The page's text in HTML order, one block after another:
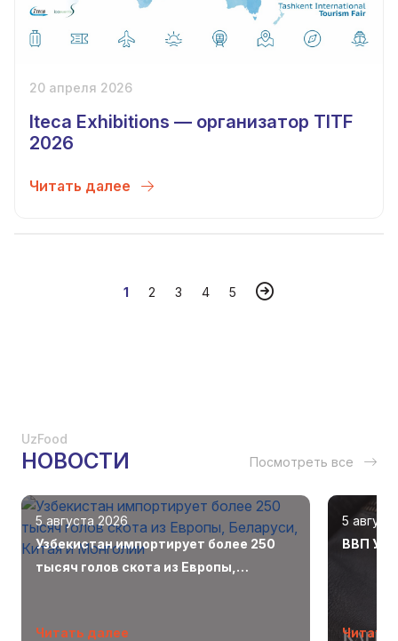
20 апреля 2026
Iteca Exhibitions — организатор TITF
2026
Читать далее
1 2 3 4 5
UzFood
НОВОСТИ Посмотреть все
5 августа 2026
Узбекистан импортирует более 250
тысяч голов скота из Европы,
Читать далее
5
ВВП
Читать